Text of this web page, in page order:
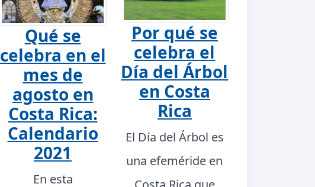
Qué se
celebra en el
mes de
agosto en
Costa Rica:
Calendario
2021
En esta
Por qué se
celebra el
Día del Árbol
en Costa
Rica
El Día del Árbol es
una efeméride en